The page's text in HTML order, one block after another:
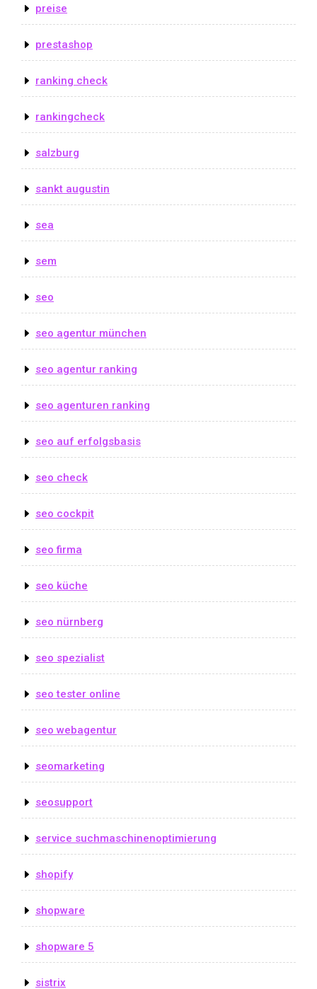
preise
prestashop
ranking check
rankingcheck
salzburg
sankt augustin
sea
sem
seo
seo agentur münchen
seo agentur ranking
seo agenturen ranking
seo auf erfolgsbasis
seo check
seo cockpit
seo firma
seo küche
seo nürnberg
seo spezialist
seo tester online
seo webagentur
seomarketing
seosupport
service suchmaschinenoptimierung
shopify
shopware
shopware 5
sistrix